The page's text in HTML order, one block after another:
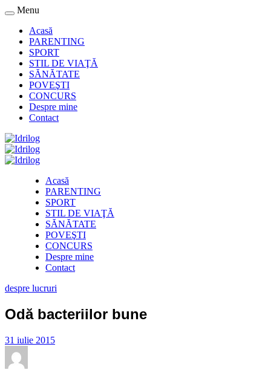
Menu
Acasă
PARENTING
SPORT
STIL DE VIAŢĂ
SĂNĂTATE
POVEŞTI
CONCURS
Despre mine
Contact
Acasă
PARENTING
SPORT
STIL DE VIAŢĂ
SĂNĂTATE
POVEŞTI
CONCURS
Despre mine
Contact
despre lucruri
Odă bacteriilor bune
31 iulie 2015